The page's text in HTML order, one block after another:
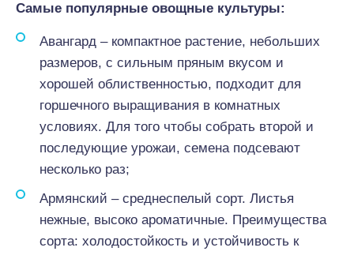
Самые популярные овощные культуры:
Авангард – компактное растение, небольших
размеров, с сильным пряным вкусом и
хорошей облиственностью, подходит для
горшечного выращивания в комнатных
условиях. Для того чтобы собрать второй и
последующие урожаи, семена подсевают
несколько раз;
Армянский – среднеспелый сорт. Листья
нежные, высоко ароматичные. Преимущества
сорта: холодостойкость и устойчивость к